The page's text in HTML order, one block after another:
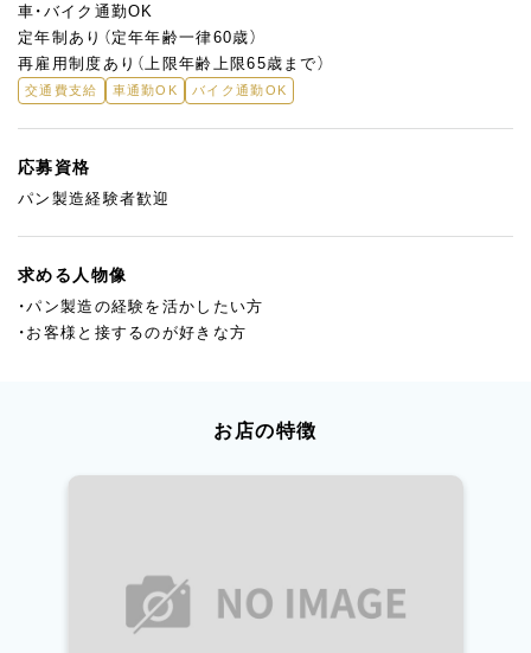
車・バイク通勤OK
定年制あり（定年年齢一律60歳）
再雇用制度あり（上限年齢上限65歳まで）
交通費支給 車通勤OK バイク通勤OK
応募資格
パン製造経験者歓迎
求める人物像
・パン製造の経験を活かしたい方
・お客様と接するのが好きな方
お店の特徴